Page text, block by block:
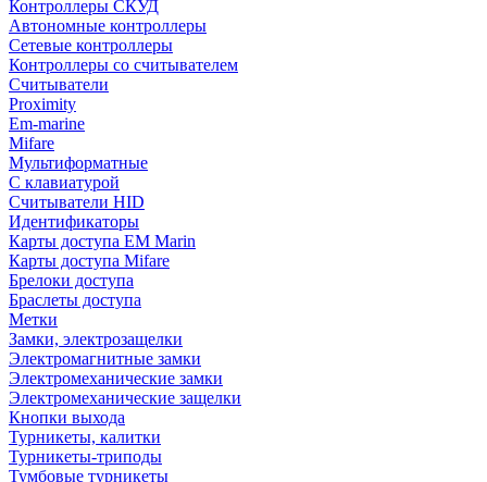
Контроллеры СКУД
Автономные контроллеры
Сетевые контроллеры
Контроллеры со считывателем
Считыватели
Proximity
Em-marine
Mifare
Мультиформатные
С клавиатурой
Считыватели HID
Идентификаторы
Карты доступа EM Marin
Карты доступа Mifare
Брелоки доступа
Браслеты доступа
Метки
Замки, электрозащелки
Электромагнитные замки
Электромеханические замки
Электромеханические защелки
Кнопки выхода
Турникеты, калитки
Турникеты-триподы
Тумбовые турникеты